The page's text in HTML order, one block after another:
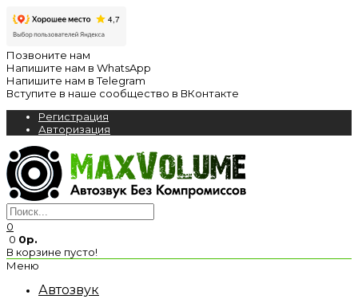
Позвоните нам
Напишите нам в WhatsApp
Напишите нам в Telegram
Вступите в наше сообщество в ВКонтакте
Регистрация
Авторизация
0
0 0р.
В корзине пусто!
Меню
Автозвук